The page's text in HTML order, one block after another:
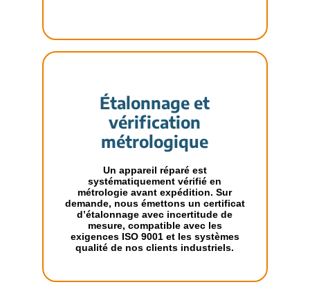
Étalonnage et
vérification
métrologique
Un appareil réparé est
systématiquement vérifié en
métrologie avant expédition. Sur
demande, nous émettons un certificat
d’étalonnage avec incertitude de
mesure, compatible avec les
exigences ISO 9001 et les systèmes
qualité de nos clients industriels.